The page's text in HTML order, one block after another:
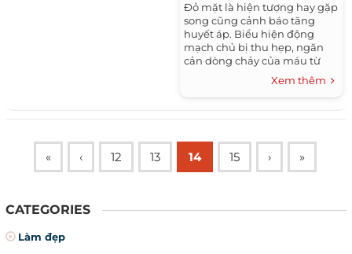
Đỏ mặt là hiện tượng hay gặp
song cũng cảnh báo tăng
huyết áp. Biểu hiện động
mạch chủ bị thu hẹp, ngăn
cản dòng chảy của máu từ
tim thường tập trung ở phần
thân trên, trong đó có khuôn
mặt.
Xem thêm
« ‹ 12 13 14 15 › »
CATEGORIES
Làm đẹp